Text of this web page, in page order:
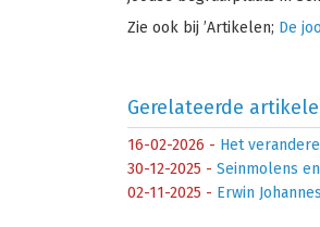
Zie ook bij ’Artikelen; De
Gerelateerde
16-02-2026 - Het
30-12-2025 - Seinmolens
02-11-2025 - Erwin